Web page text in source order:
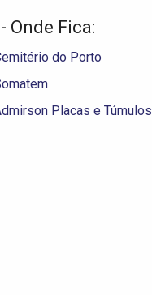
Onde Fica:
do Porto
Placas e Túmulos